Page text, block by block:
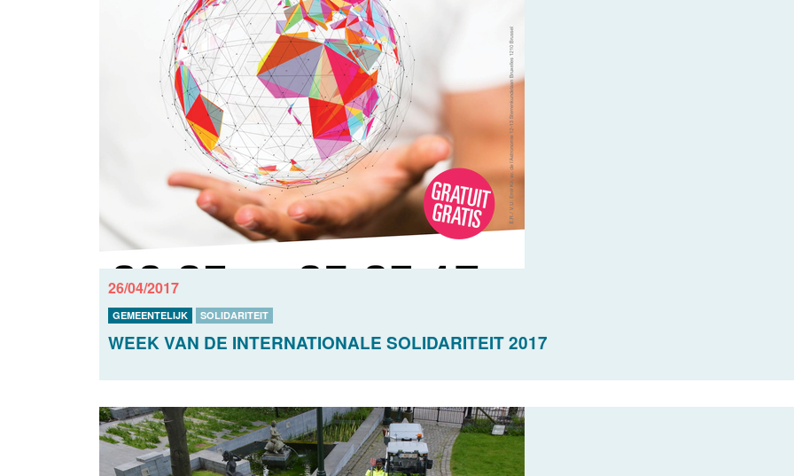
26/04/2017
GEMEENTELIJK SOLIDARITEIT
WEEK VAN DE INTERNATIONALE SOLIDARITEIT 2017